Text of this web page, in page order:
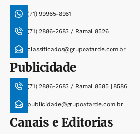
(71) 99965-8961
(71) 2886-2683 / Ramal 8526
classificados@grupoatarde.com.br
Publicidade
(71) 2886-2683 / Ramal 8585 | 8586
publicidade@grupoatarde.com.br
Canais e Editorias